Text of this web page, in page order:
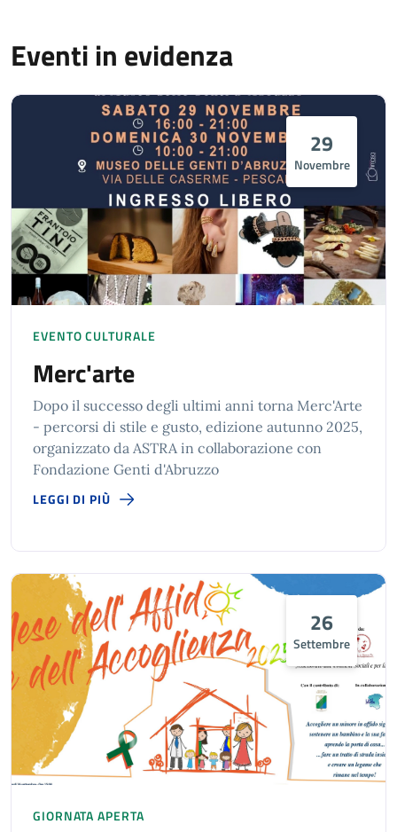
Eventi in evidenza
29
Novembre
EVENTO CULTURALE
Merc'arte
Dopo il successo degli ultimi anni torna Merc'Arte
- percorsi di stile e gusto, edizione autunno 2025,
organizzato da ASTRA in collaborazione con
Fondazione Genti d'Abruzzo
LEGGI DI PIÙ
26
Settembre
GIORNATA APERTA